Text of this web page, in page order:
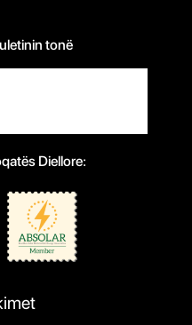
tonë
Diellore: